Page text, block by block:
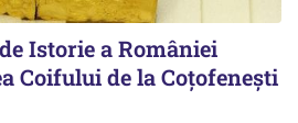
Istorie a României
Coifului de la Coțofenești